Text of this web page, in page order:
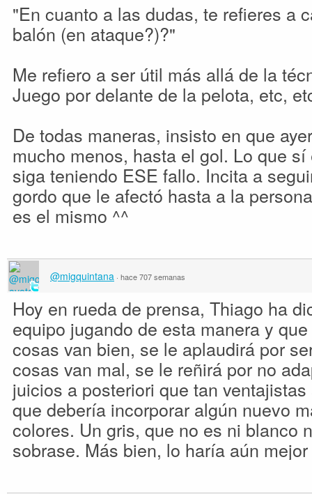
"En cuanto a las dudas, te refieres a
balón (en ataque?)?"
Me refiero a ser útil más allá de la
Juego por delante de la pelota, etc,
De todas maneras, insisto en que
mucho menos, hasta el gol. Lo que
siga teniendo ESE fallo. Incita a
gordo que le afectó hasta a la
es el mismo ^^
@migquintana · hace 707 semanas
Hoy en rueda de prensa, Thiago ha
equipo jugando de esta manera y
cosas van bien, se le aplaudirá por
cosas van mal, se le reñirá por no
juicios a posteriori que tan
que debería incorporar algún nuevo
colores. Un gris, que no es ni blanco
sobrase. Más bien, lo haría aún